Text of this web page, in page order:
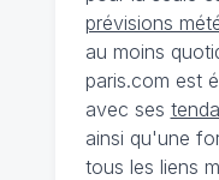
prévisions
au moins
paris.com est
avec ses
ainsi qu'une
tous les liens